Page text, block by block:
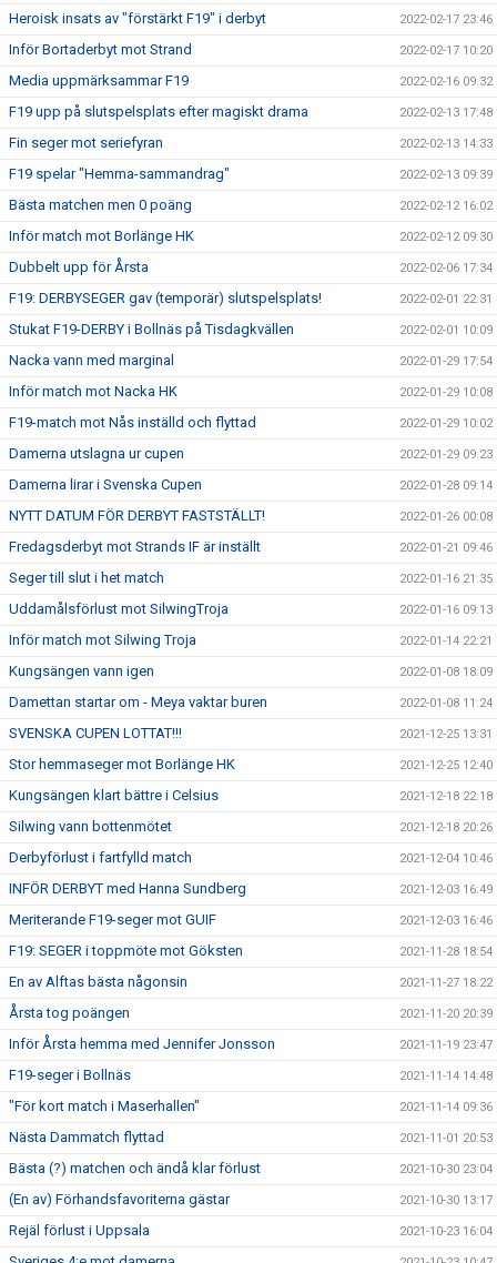
Heroisk insats av "förstärkt F19" i derbyt 2022-02-17 23:46
Inför Bortaderbyt mot Strand 2022-02-17 10:20
Media uppmärksammar F19 2022-02-16 09:32
F19 upp på slutspelsplats efter magiskt drama 2022-02-13 17:48
Fin seger mot seriefyran 2022-02-13 14:33
F19 spelar "Hemma-sammandrag" 2022-02-13 09:39
Bästa matchen men 0 poäng 2022-02-12 16:02
Inför match mot Borlänge HK 2022-02-12 09:30
Dubbelt upp för Årsta 2022-02-06 17:34
F19: DERBYSEGER gav (temporär) slutspelsplats! 2022-02-01 22:31
Stukat F19-DERBY i Bollnäs på Tisdagkvällen 2022-02-01 10:09
Nacka vann med marginal 2022-01-29 17:54
Inför match mot Nacka HK 2022-01-29 10:08
F19-match mot Nås inställd och flyttad 2022-01-29 10:02
Damerna utslagna ur cupen 2022-01-29 09:23
Damerna lirar i Svenska Cupen 2022-01-28 09:14
NYTT DATUM FÖR DERBYT FASTSTÄLLT! 2022-01-26 00:08
Fredagsderbyt mot Strands IF är inställt 2022-01-21 09:46
Seger till slut i het match 2022-01-16 21:35
Uddamålsförlust mot SilwingTroja 2022-01-16 09:13
Inför match mot Silwing Troja 2022-01-14 22:21
Kungsängen vann igen 2022-01-08 18:09
Damettan startar om - Meya vaktar buren 2022-01-08 11:24
SVENSKA CUPEN LOTTAT!!! 2021-12-25 13:31
Stor hemmaseger mot Borlänge HK 2021-12-25 12:40
Kungsängen klart bättre i Celsius 2021-12-18 22:18
Silwing vann bottenmötet 2021-12-18 20:26
Derbyförlust i fartfylld match 2021-12-04 10:46
INFÖR DERBYT med Hanna Sundberg 2021-12-03 16:49
Meriterande F19-seger mot GUIF 2021-12-03 16:46
F19: SEGER i toppmöte mot Göksten 2021-11-28 18:54
En av Alftas bästa någonsin 2021-11-27 18:22
Årsta tog poängen 2021-11-20 20:39
Inför Årsta hemma med Jennifer Jonsson 2021-11-19 23:47
F19-seger i Bollnäs 2021-11-14 14:48
"För kort match i Maserhallen" 2021-11-14 09:36
Nästa Dammatch flyttad 2021-11-01 20:53
Bästa (?) matchen och ändå klar förlust 2021-10-30 23:04
(En av) Förhandsfavoriterna gästar 2021-10-30 13:17
Rejäl förlust i Uppsala 2021-10-23 16:04